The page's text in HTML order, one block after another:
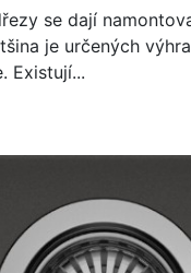
se dají
je určených
Existují...